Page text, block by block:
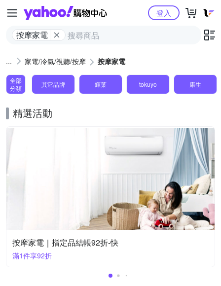
Yahoo購物中心
按摩家電
登入
家電/冷氣/視聽/按摩 按摩家電
全部
分類
其它品牌 輝葉 tokuyo 康生
精選活動
按摩家電｜指定品結帳92折-快
滿1件享92折